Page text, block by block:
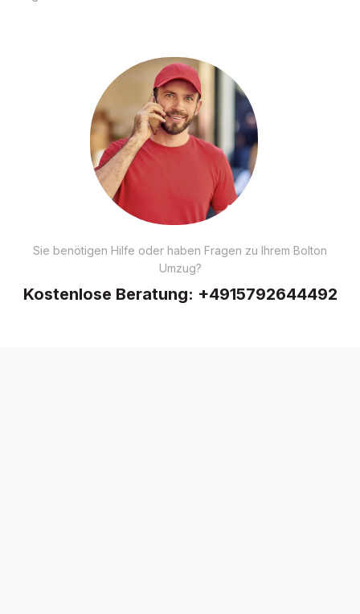
Sie benötigen Hilfe oder haben Fragen zu Ihrem Bolton
Umzug?
Kostenlose Beratung: +4915792644492